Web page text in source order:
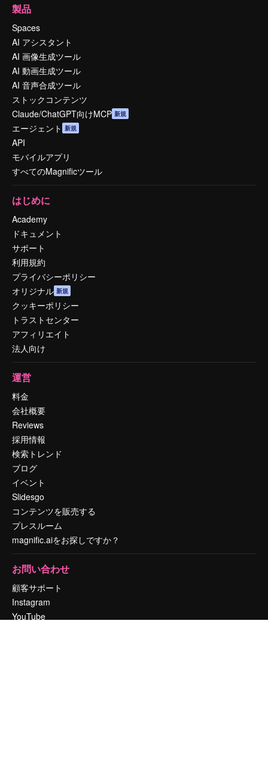
製品
Spaces
AI アシスタント
AI 画像生成ツール
AI 動画生成ツール
AI 音声合成ツール
ストックコンテンツ
Claude/ChatGPT向けMCP 新規
エージェント 新規
API
モバイルアプリ
すべてのMagnificツール
はじめに
Academy
ドキュメント
サポート
利用規約
プライバシーポリシー
オリジナル 新規
クッキーポリシー
トラストセンター
アフィリエイト
法人向け
運営
料金
会社概要
Reviews
採用情報
検索トレンド
ブログ
イベント
Slidesgo
コンテンツを販売する
プレスルーム
magnific.aiをお探しですか？
お問い合わせ
顧客サポート
Instagram
YouTube